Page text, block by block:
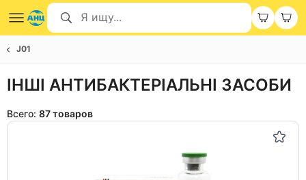
J01
ІНШІ АНТИБАКТЕРІАЛЬНІ ЗАСОБИ
Всего: 87 товаров